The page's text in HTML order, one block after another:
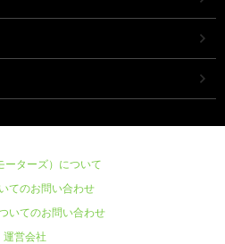
ーターズ）について
てのお問い合わせ
いてのお問い合わせ
運営会社